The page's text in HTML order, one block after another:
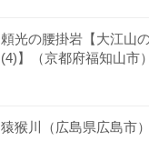
頼光の腰掛岩【大江山
(4)】（京都府福知山市）
猿猴川（広島県広島市）